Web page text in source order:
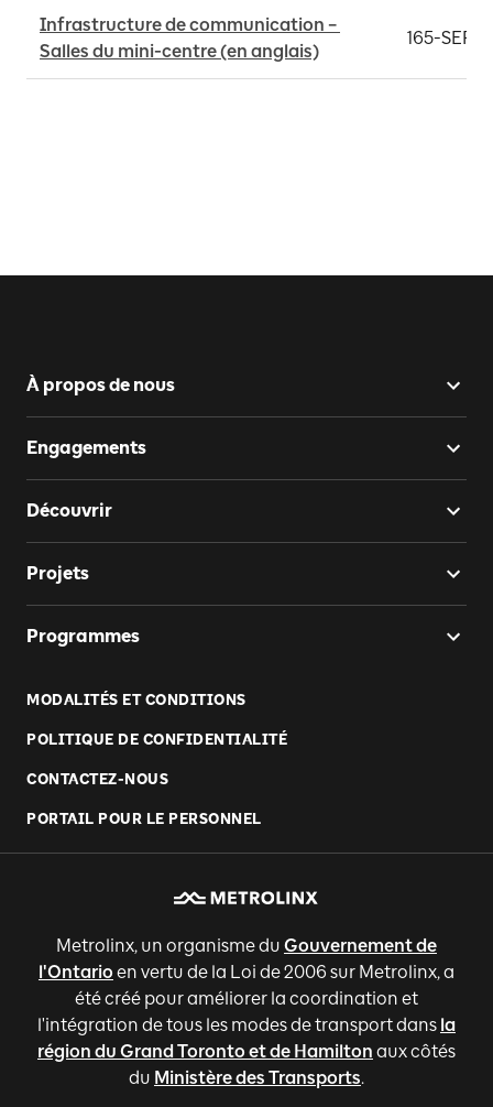
Infrastructure de communication –
Salles du mini-centre (en anglais)
165-SER-
À propos de nous
Engagements
Découvrir
Projets
Programmes
MODALITÉS ET CONDITIONS
POLITIQUE DE CONFIDENTIALITÉ
CONTACTEZ-NOUS
PORTAIL POUR LE PERSONNEL
Metrolinx, un organisme du Gouvernement de
l'Ontario en vertu de la Loi de 2006 sur Metrolinx, a
été créé pour améliorer la coordination et
l'intégration de tous les modes de transport dans la
région du Grand Toronto et de Hamilton aux côtés
du Ministère des Transports.